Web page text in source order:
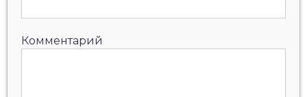
Комментарий